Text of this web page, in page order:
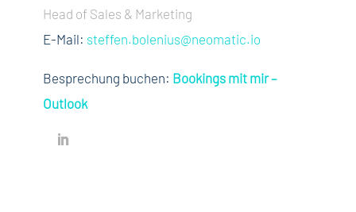
Head of Sales & Marketing
E-Mail: steffen.bolenius@neomatic.io
Besprechung buchen: Bookings mit mir –
Outlook